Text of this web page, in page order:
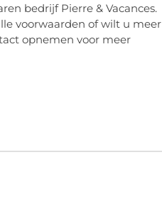
bedrijf Pierre & Vacances.
voorwaarden of wilt u meer
opnemen voor meer